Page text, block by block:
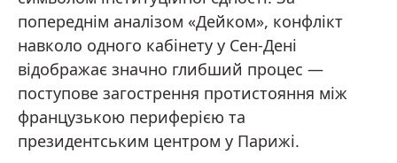
попереднім аналізом «Дейком», конфлікт
навколо одного кабінету у Сен-Дені
відображає значно глибший процес —
поступове загострення протистояння між
французькою периферією та
президентським центром у Парижі.